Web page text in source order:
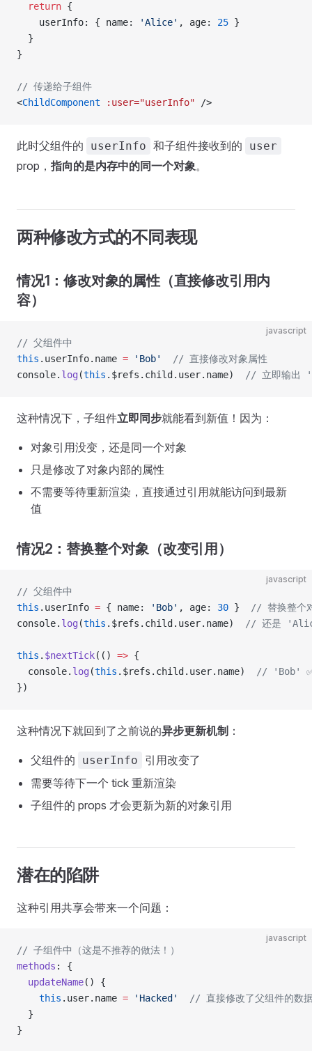
  return
{
    userInfo: { name:
'Alice' , age: 25 }
  }
}
// 传递给子组件
<ChildComponent :user="userInfo" />
此时父组件的 userInfo 和子组件接收到的 user
prop， 指向的是内存中的同一个对象。
两种修改方式的不同表现
情况1：修改对象的属性（直接修改引用内
容）
javascript
// 父组件中
this .userInfo.name = 'Bob'
  // 直接修改对象属性
console. log (this .$refs.child.user.name) // 立即输出
这种情况下，子组件立即同步就能看到新值！因为：
对象引用没变，还是同一个对象
只是修改了对象内部的属性
不需要等待重新渲染，直接通过引用就能访问到最新
值
情况2：替换整个对象（改变引用）
javascript
// 父组件中
this .userInfo = { name: 'Bob' , age: 30 }
// 替换整个
console. log (this .$refs.child.user.name) // 还是
this . $nextTick(() => {
  console.
log (this .$refs.child.user.name)
// 'Bob'
})
这种情况下就回到了之前说的异步更新机制 ：
父组件的 userInfo
引用改变了
需要等待下一个 tick 重新渲染
子组件的 props 才会更新为新的对象引用
潜在的陷阱
这种引用共享会带来一个问题：
javascript
// 子组件中（这是不推荐的做法！）
methods : {
  updateName
() {
    this
.user.name = 'Hacked'
// 直接修改了父组件的数
  }
}